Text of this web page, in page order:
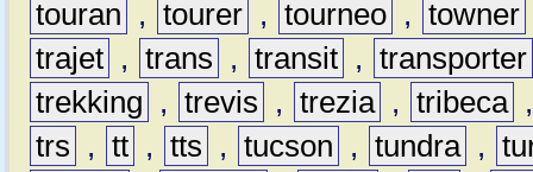
touran , tourer , tourneo , towner
trajet , trans , transit , transporter
trekking
, trevis , trezia , tribeca
trs
, tt , tts , tucson , tundra ,